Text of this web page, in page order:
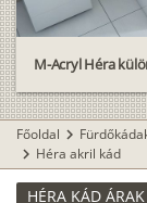
M-Acryl Héra
Főoldal chevron_right
chevron_right Héra akril kád
HÉRA KÁD ÁRAK